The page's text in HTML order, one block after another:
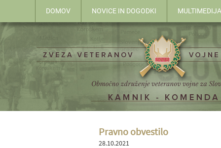
DOMOV NOVICE IN DOGODKI MULTIMEDIJA
Pravno obvestilo
28.10.2021